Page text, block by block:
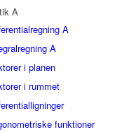
A
A
A
i planen
i rummet
funktioner